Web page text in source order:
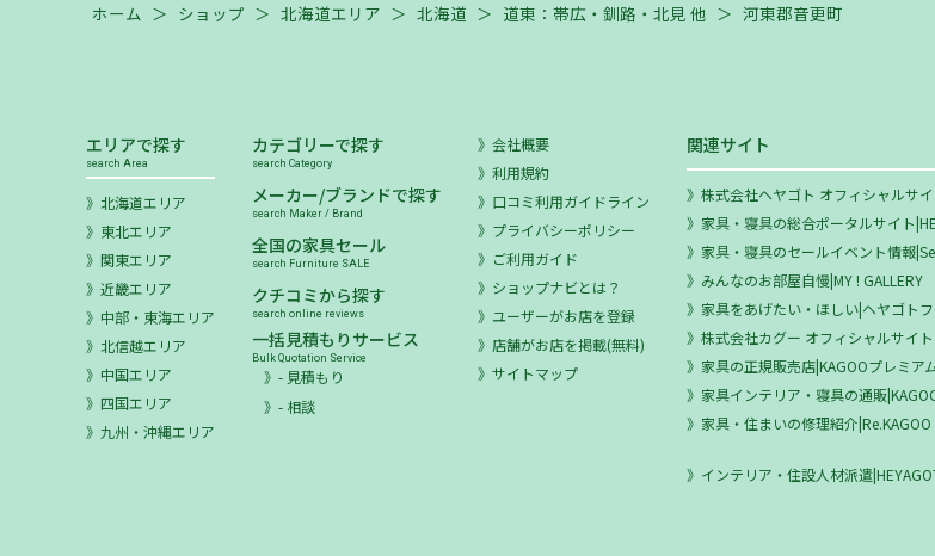
ホーム ＞ ショップ ＞ 北海道エリア ＞ 北海道 ＞ 道東：帯広・釧路・北見 他 ＞ 河東郡音更町
エリアで探す
search Area
北海道エリア
東北エリア
関東エリア
近畿エリア
中部・東海エリア
北信越エリア
中国エリア
四国エリア
九州・沖縄エリア
カテゴリーで探す
search Category
メーカー/ブランドで探す
search Maker / Brand
全国の家具セール
search Furniture SALE
クチコミから探す
search online reviews
一括見積もりサービス
Bulk Quotation Service
- 見積もり
- 相談
会社概要
利用規約
口コミ利用ガイドライン
プライバシーポリシー
ご利用ガイド
ショップナビとは？
ユーザーがお店を登録
店舗がお店を掲載(無料)
サイトマップ
関連サイト
株式会社ヘヤゴト オフィシャルサイ
家具・寝具の総合ポータルサイト
家具・寝具のセールイベント情報
みんなのお部屋自慢|MY ! GALLERY
家具をあげたい・ほしい|ヘヤゴト
株式会社カグー オフィシャルサイト
家具の正規販売店|KAGOOプレミア
家具インテリア・寝具の通販
家具・住まいの修理紹介|Re.KAGOO
インテリア・住設人材派遣